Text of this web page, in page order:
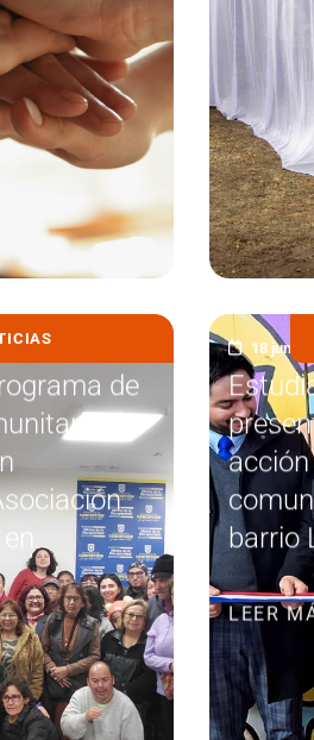
de
de
18 junio,
barrio
LEER